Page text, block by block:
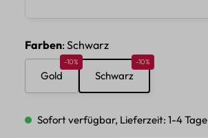
Farbenauswählen
: Schwarz
Gold
Rabatt 10%
-10%
Schwarz
Rabatt 10%
-10%
Sofort verfügbar, Lieferzeit: 1-4 Tage